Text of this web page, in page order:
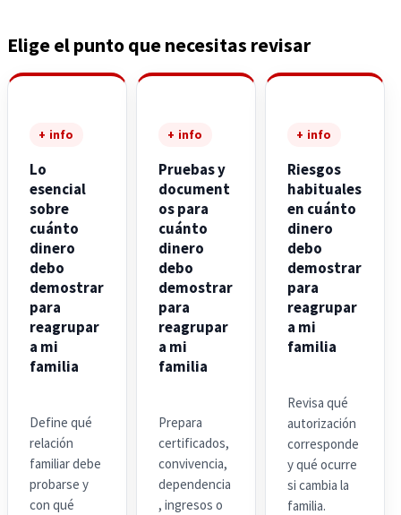
Elige el punto que necesitas revisar
+ info
Lo
esencial
sobre
cuánto
dinero
debo
demostrar
para
reagrupar
a mi
familia
Define qué
relación
familiar debe
probarse y
con qué
+ info
Pruebas y
document
os para
cuánto
dinero
debo
demostrar
para
reagrupar
a mi
familia
Prepara
certificados,
convivencia,
dependencia
, ingresos o
+ info
Riesgos
habituales
en cuánto
dinero
debo
demostrar
para
reagrupar
a mi
familia
Revisa qué
autorización
corresponde
y qué ocurre
si cambia la
familia.